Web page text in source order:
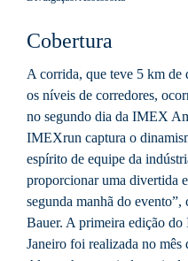
Cobertura
A corrida, que teve 5 km de
os níveis de corredores,
no segundo dia da IMEX
IMEXrun captura o
espírito de equipe da
proporcionar uma divertida
segunda manhã do
Bauer. A primeira edição
Janeiro foi realizada no